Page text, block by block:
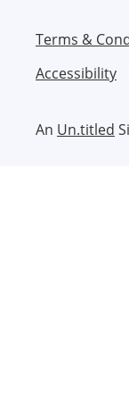
Terms &
Accessibility
An Un.titled